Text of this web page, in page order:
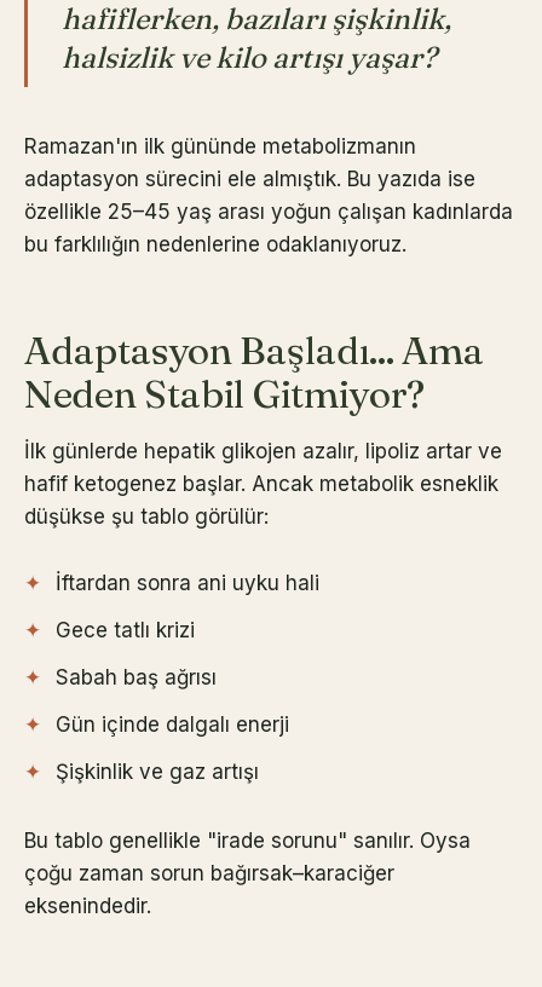
hafiflerken, bazıları şişkinlik,
halsizlik ve kilo artışı yaşar?
Ramazan'ın ilk gününde metabolizmanın
adaptasyon sürecini ele almıştık. Bu yazıda ise
özellikle 25–45 yaş arası yoğun çalışan kadınlarda
bu farklılığın nedenlerine odaklanıyoruz.
Adaptasyon Başladı... Ama
Neden Stabil Gitmiyor?
İlk günlerde hepatik glikojen azalır, lipoliz artar ve
hafif ketogenez başlar. Ancak metabolik esneklik
düşükse şu tablo görülür:
İftardan sonra ani uyku hali
Gece tatlı krizi
Sabah baş ağrısı
Gün içinde dalgalı enerji
Şişkinlik ve gaz artışı
Bu tablo genellikle "irade sorunu" sanılır. Oysa
çoğu zaman sorun bağırsak–karaciğer
eksenindedir.